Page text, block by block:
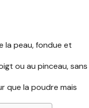
la peau, fondue et
ou au pinceau, sans
que la poudre mais